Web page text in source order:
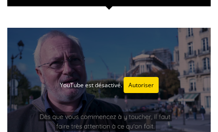
YouTube est désactivé. Autoriser